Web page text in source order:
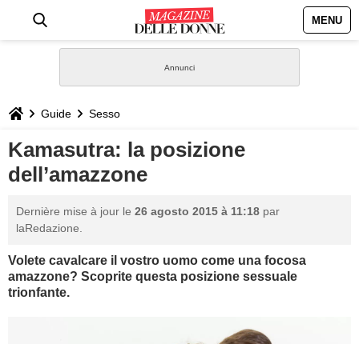
MENU
STILE
BIOGRAFIE
DEFINIZIONI
GASTRONOMIA
Guide Sesso
Kamasutra: la posizione
dell’amazzone
Dernière mise à jour le 26 agosto 2015 à 11:18 par
laRedazione.
Volete cavalcare il vostro uomo come una focosa
amazzone? Scoprite questa posizione sessuale
trionfante.